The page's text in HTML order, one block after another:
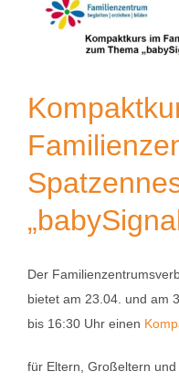
Der
bietet am 23.04. und am
bis 16:30 Uhr einen
für Eltern, Großeltern